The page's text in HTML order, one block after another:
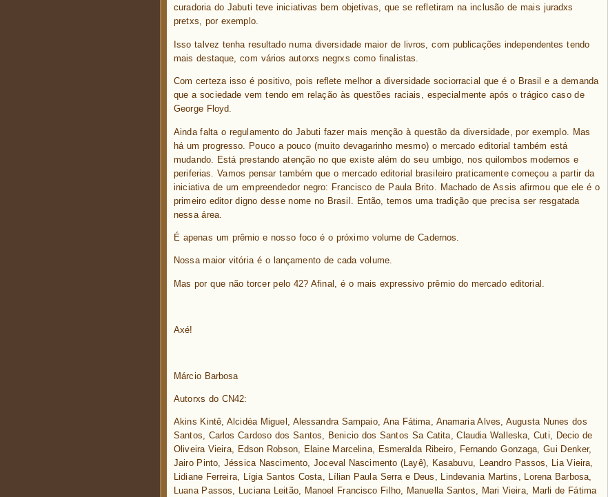
curadoria do Jabuti teve iniciativas bem objetivas, que se refletiram na inclusão de mais juradxs
pretxs, por exemplo.
Isso talvez tenha resultado numa diversidade maior de livros, com publicações independentes tendo
mais destaque, com vários autorxs negrxs como finalistas.
Com certeza isso é positivo, pois reflete melhor a diversidade sociorracial que é o Brasil e a demanda
que a sociedade vem tendo em relação às questões raciais, especialmente após o trágico caso de
George Floyd.
Ainda falta o regulamento do Jabuti fazer mais menção à questão da diversidade, por exemplo. Mas
há um progresso. Pouco a pouco (muito devagarinho mesmo) o mercado editorial também está
mudando. Está prestando atenção no que existe além do seu umbigo, nos quilombos modernos e
periferias. Vamos pensar também que o mercado editorial brasileiro praticamente começou a partir da
iniciativa de um empreendedor negro: Francisco de Paula Brito. Machado de Assis afirmou que ele é o
primeiro editor digno desse nome no Brasil. Então, temos uma tradição que precisa ser resgatada
nessa área.
É apenas um prêmio e nosso foco é o próximo volume de Cadernos.
Nossa maior vitória é o lançamento de cada volume.
Mas por que não torcer pelo 42? Afinal, é o mais expressivo prêmio do mercado editorial.
Axé!
Márcio Barbosa
Autorxs do CN42:
Akins Kintê, Alcidéa Miguel, Alessandra Sampaio, Ana Fátima, Anamaria Alves, Augusta Nunes dos
Santos, Carlos Cardoso dos Santos, Benicio dos Santos Sa Catita, Claudia Walleska, Cuti, Decio de
Oliveira Vieira, Edson Robson, Elaine Marcelina, Esmeralda Ribeiro, Fernando Gonzaga, Gui Denker,
Jairo Pinto, Jéssica Nascimento, Joceval Nascimento (Layê), Kasabuvu, Leandro Passos, Lia Vieira,
Lidiane Ferreira, Lígia Santos Costa, Lílian Paula Serra e Deus, Lindevania Martins, Lorena Barbosa,
Luana Passos, Luciana Leitão, Manoel Francisco Filho, Manuella Santos, Mari Vieira, Marli de Fátima